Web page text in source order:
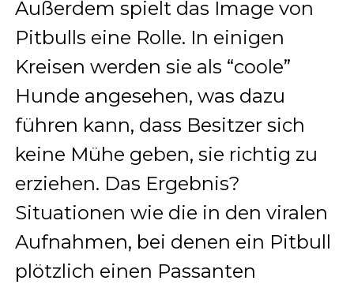
Außerdem spielt das Image von
Pitbulls eine Rolle. In einigen
Kreisen werden sie als “coole”
Hunde angesehen, was dazu
führen kann, dass Besitzer sich
keine Mühe geben, sie richtig zu
erziehen. Das Ergebnis?
Situationen wie die in den viralen
Aufnahmen, bei denen ein Pitbull
plötzlich einen Passanten